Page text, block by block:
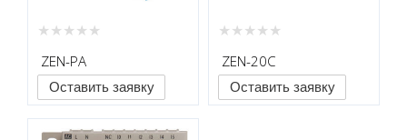
ZEN-PA
Оставить заявку
ZEN-20C
Оставить заявку